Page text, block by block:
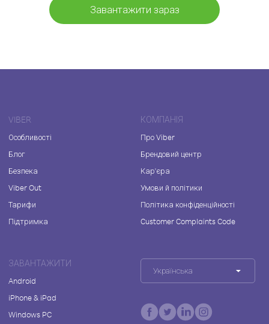
Завантажити зараз
VIBER
Особливості
Блог
Безпека
Viber Out
Тарифи
Підтримка
КОМПАНІЯ
Про Viber
Брендовий центр
Кар'єра
Умови й політики
Політика конфіденційності
Customer Complaints Code
ЗАВАНТАЖИТИ
Android
iPhone & iPad
Windows PC
Українська